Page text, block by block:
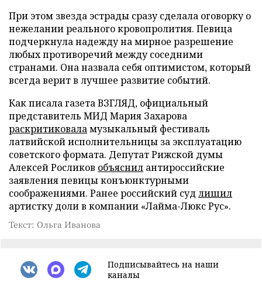
При этом звезда эстрады сразу сделала оговорку о
нежелании реального кровопролития. Певица
подчеркнула надежду на мирное разрешение
любых противоречий между соседними
странами. Она назвала себя оптимистом, который
всегда верит в лучшее развитие событий.
Как писала газета ВЗГЛЯД, официальный
представитель МИД Мария Захарова
раскритиковаламузыкальный фестиваль
латвийской исполнительницы за эксплуатацию
советского формата. Депутат Рижской думы
Алексей Росликов объяснил антироссийские
заявления певицы конъюнктурными
соображениями. Ранее российский суд лишил
артистку доли в компании «Лайма-Люкс Рус».
Текст: Ольга Иванова
Подписывайтесь на наши
каналы